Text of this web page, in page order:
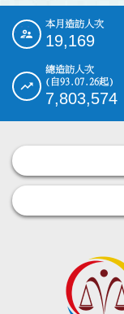
::: 本月造訪人次
19,169
總造訪人次
(自93.07.26起)
7,803,574